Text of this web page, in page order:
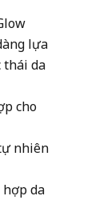
lựa
thái da
cho
nhiên
hợp da